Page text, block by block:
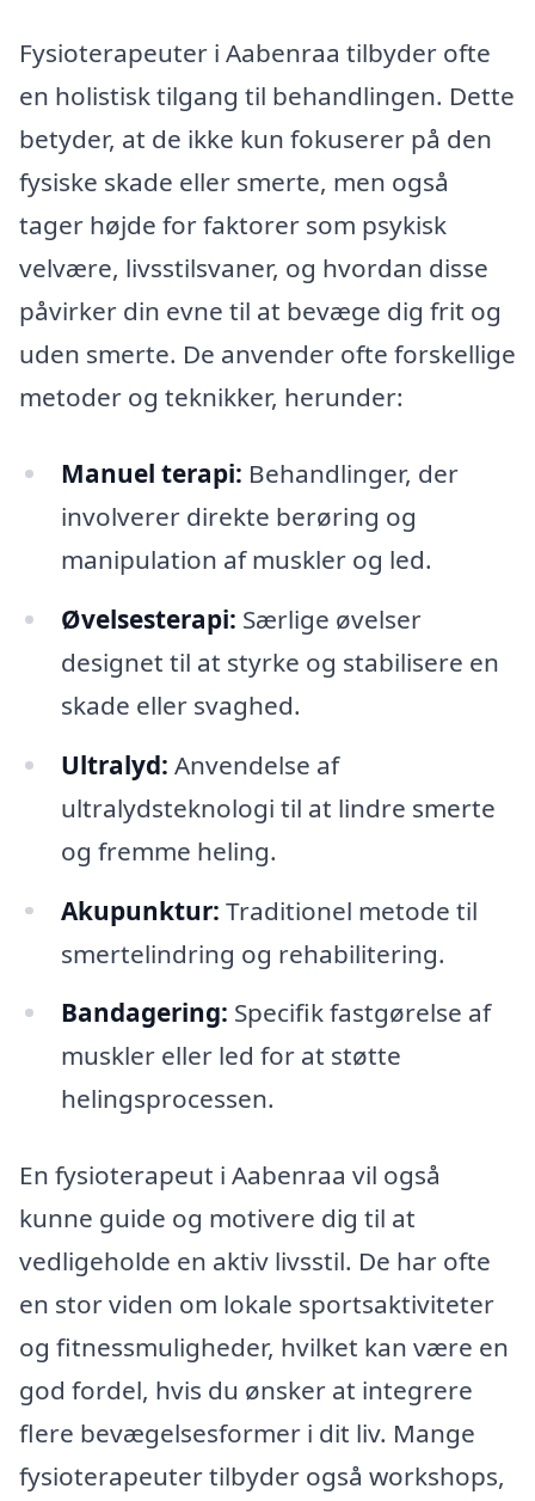
Fysioterapeuter i Aabenraa tilbyder ofte
en holistisk tilgang til behandlingen. Dette
betyder, at de ikke kun fokuserer på den
fysiske skade eller smerte, men også
tager højde for faktorer som psykisk
velvære, livsstilsvaner, og hvordan disse
påvirker din evne til at bevæge dig frit og
uden smerte. De anvender ofte forskellige
metoder og teknikker, herunder:
Manuel terapi: Behandlinger, der
involverer direkte berøring og
manipulation af muskler og led.
Øvelsesterapi: Særlige øvelser
designet til at styrke og stabilisere en
skade eller svaghed.
Ultralyd: Anvendelse af
ultralydsteknologi til at lindre smerte
og fremme heling.
Akupunktur: Traditionel metode til
smertelindring og rehabilitering.
Bandagering: Specifik fastgørelse af
muskler eller led for at støtte
helingsprocessen.
En fysioterapeut i Aabenraa vil også
kunne guide og motivere dig til at
vedligeholde en aktiv livsstil. De har ofte
en stor viden om lokale sportsaktiviteter
og fitnessmuligheder, hvilket kan være en
god fordel, hvis du ønsker at integrere
flere bevægelsesformer i dit liv. Mange
fysioterapeuter tilbyder også workshops,